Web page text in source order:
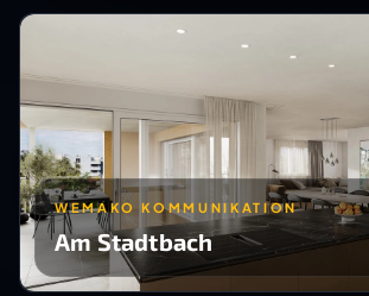
WEMAKO KOMMUNIKATION
Am Stadtbach